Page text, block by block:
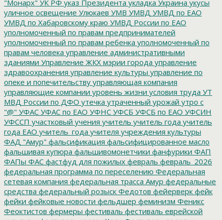
"Монарх" УК РФ указ Президента укладка Украина укусы
уличное освещение Улюкаев УМВ УМВД УМВД по ЕАО
УМВД по Хабаровскому краю УМВД России по ЕАО
уполномоченный по правам предпринимателей
уполномоченный по правам ребенка уполномоченный по
правам человека управление административными
зданиями Управление ЖКХ мэрии города управление
здравоохранения управление культуры управление по
опеке и попечительству управляющая компания
управляющие компании уровень жизни условия труда УТ
МВД России по ДФО утечка утраченный урожай утро с
"@" УФАС УФАС по ЕАО УФНС УФСБ УФСБ по ЕАО УФСИН
УФССП участковый учения учитель учитель года учитель
года ЕАО учитель_года учителя учреждения культуры
ФАД "Амур" фальсификация фальсифицированное масло
фальшивая купюра фальшивомонетчики фанфурики ФАП
ФАПы ФАС фастфуд для пожилых февраль февраль_2026
федеральная программа по переселению Федеральная
сетевая компания федеральная трасса Амур федеральные
средства федеральный розыск Федотов фейерверк фейк
фейки фейковые новости фельдшер феминизм Феникс
Феоктистов фермеры фестиваль фестиваль еврейской